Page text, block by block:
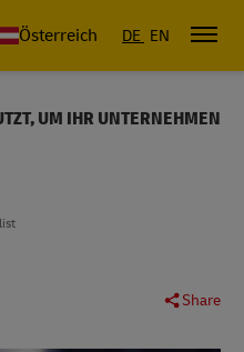
Österreich DE EN
UM IHR UNTERNEHMEN
Share